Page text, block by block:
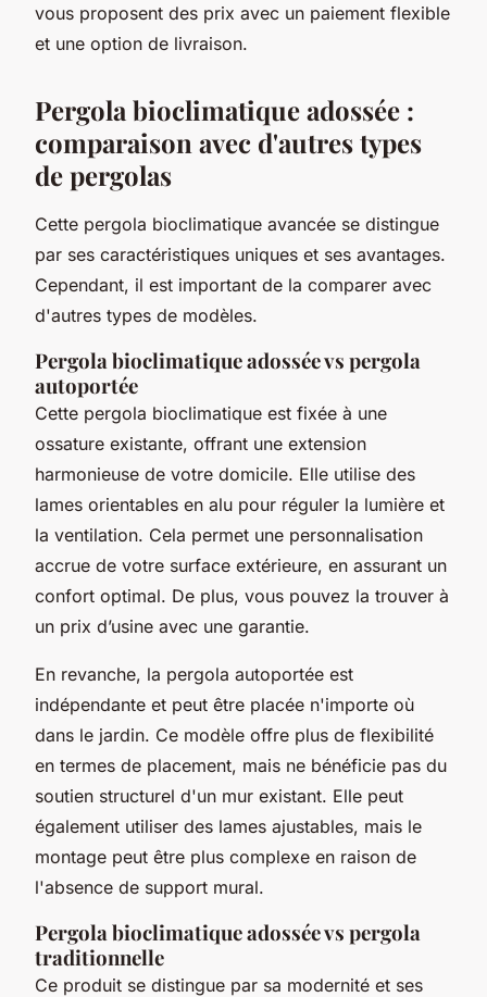
vous proposent des prix avec un paiement flexible
et une option de livraison.
Pergola bioclimatique adossée :
comparaison avec d'autres types
de pergolas
Cette pergola bioclimatique avancée se distingue
par ses caractéristiques uniques et ses avantages.
Cependant, il est important de la comparer avec
d'autres types de modèles.
Pergola bioclimatique adossée vs pergola
autoportée
Cette pergola bioclimatique est fixée à une
ossature existante, offrant une extension
harmonieuse de votre domicile. Elle utilise des
lames orientables en alu pour réguler la lumière et
la ventilation. Cela permet une personnalisation
accrue de votre surface extérieure, en assurant un
confort optimal. De plus, vous pouvez la trouver à
un prix d’usine avec une garantie.
En revanche, la pergola autoportée est
indépendante et peut être placée n'importe où
dans le jardin. Ce modèle offre plus de flexibilité
en termes de placement, mais ne bénéficie pas du
soutien structurel d'un mur existant. Elle peut
également utiliser des lames ajustables, mais le
montage peut être plus complexe en raison de
l'absence de support mural.
Pergola bioclimatique adossée vs pergola
traditionnelle
Ce produit se distingue par sa modernité et ses